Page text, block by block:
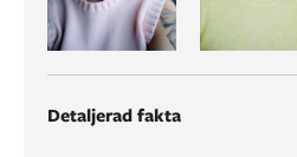
Detaljerad fakta